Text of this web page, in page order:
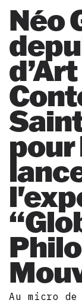
Néo
pour
Au micro de